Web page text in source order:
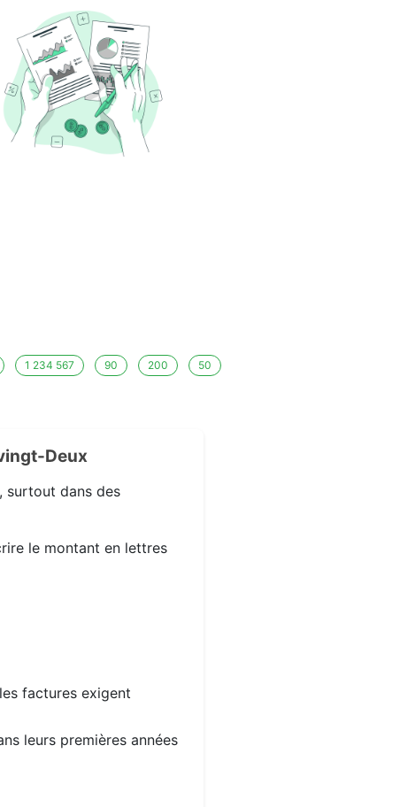
1 234 567 90 200 50
Deux
surtout dans des
le montant en lettres
factures exigent
leurs premières années